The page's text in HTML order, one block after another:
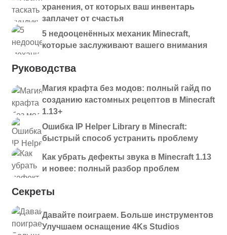
хранения, от которых ваш инвентарь
заплачет от счастья
5 недооценённых механик Minecraft,
которые заслуживают вашего внимания
Руководства
Магия крафта без модов: полный гайд по
созданию кастомных рецептов в Minecraft
1.13+
Ошибка IP Helper Library в Minecraft:
быстрый способ устранить проблему
Как убрать дефекты звука в Minecraft 1.13
и новее: полный разбор проблем
Секреты
Давайте поиграем. Больше инструментов
Улучшаем оснащение 4Ks Studios